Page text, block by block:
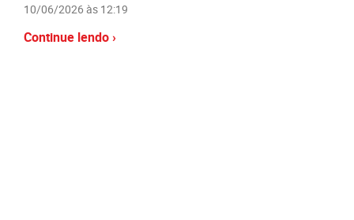
10/06/2026 às 12:19
Continue lendo ›